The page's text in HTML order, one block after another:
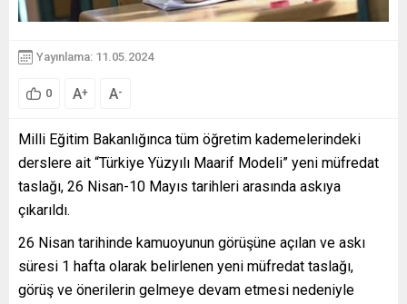
Yayınlama: 11.05.2024
0 A+ A-
Milli Eğitim Bakanlığınca tüm öğretim kademelerindeki
derslere ait “Türkiye Yüzyılı Maarif Modeli” yeni müfredat
taslağı, 26 Nisan-10 Mayıs tarihleri arasında askıya
çıkarıldı.
26 Nisan tarihinde kamuoyunun görüşüne açılan ve askı
süresi 1 hafta olarak belirlenen yeni müfredat taslağı,
görüş ve önerilerin gelmeye devam etmesi nedeniyle